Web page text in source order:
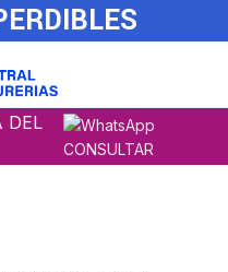
DEL
CONSULTAR